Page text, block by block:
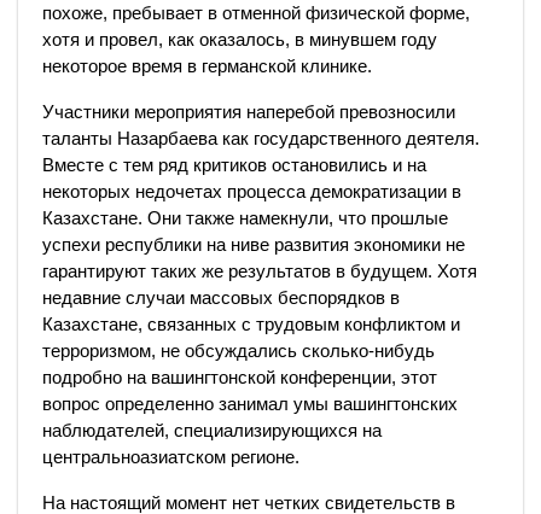
похоже, пребывает в отменной физической форме,
хотя и провел, как оказалось, в минувшем году
некоторое время в германской клинике.
Участники мероприятия наперебой превозносили
таланты Назарбаева как государственного деятеля.
Вместе с тем ряд критиков остановились и на
некоторых недочетах процесса демократизации в
Казахстане. Они также намекнули, что прошлые
успехи республики на ниве развития экономики не
гарантируют таких же результатов в будущем. Хотя
недавние случаи массовых беспорядков в
Казахстане, связанных с трудовым конфликтом и
терроризмом, не обсуждались сколько-нибудь
подробно на вашингтонской конференции, этот
вопрос определенно занимал умы вашингтонских
наблюдателей, специализирующихся на
центральноазиатском регионе.
На настоящий момент нет четких свидетельств в